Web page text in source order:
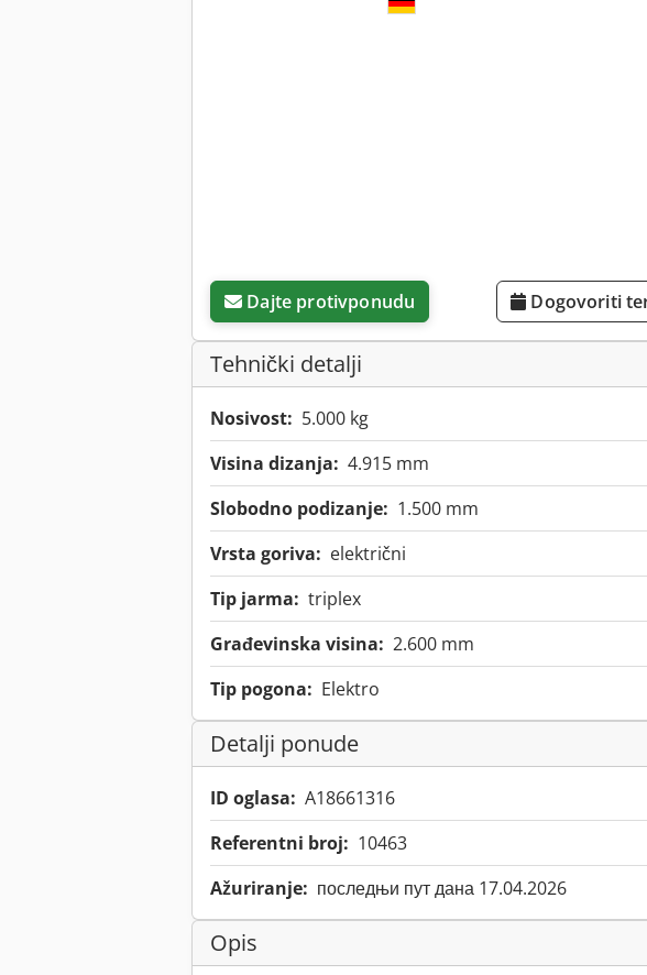
Dajte protivponudu Dogovoriti
Tehnički detalji
Nosivost: 5.000 kg
Visina dizanja: 4.915 mm
Slobodno podizanje: 1.500 mm
Vrsta goriva: električni
Tip jarma: triplex
Građevinska visina: 2.600 mm
Tip pogona: Elektro
Detalji ponude
ID oglasa: A18661316
Referentni broj: 10463
Ažuriranje: последњи пут дана 17.04.2026
Opis